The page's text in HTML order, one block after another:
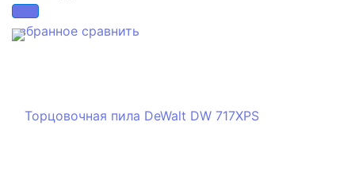
избранное сравнить